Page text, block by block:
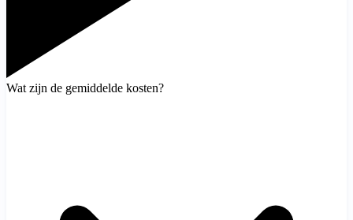
Wat zijn de gemiddelde kosten?